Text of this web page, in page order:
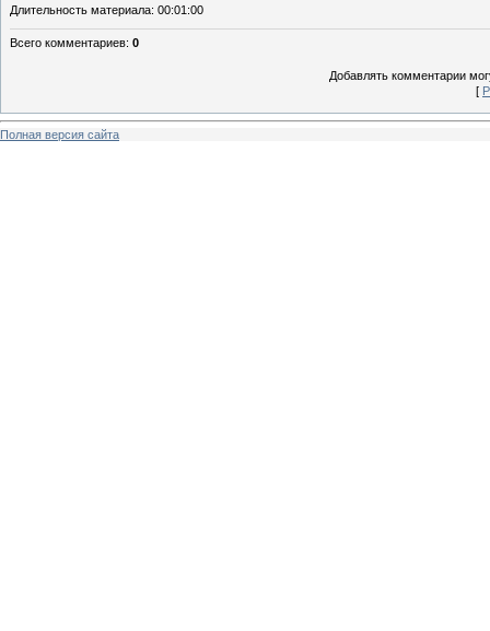
Длительность материала: 00:01:00
Всего комментариев: 0
Добавлять комментарии
[
Полная версия сайта